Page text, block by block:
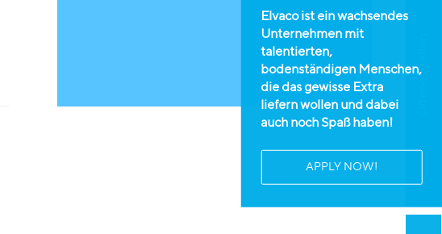
Offene Stellen
Elvaco ist ein wachsendes
Unternehmen mit
talentierten,
bodenständigen Menschen,
die das gewisse Extra
liefern wollen und dabei
auch noch Spaß haben!
APPLY NOW!